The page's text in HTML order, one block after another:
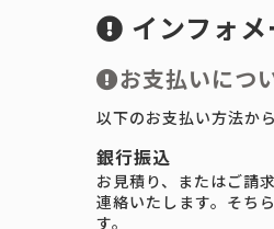
インフォ
お支払いにつ
以下のお支払い方法か
銀行振込
お見積り、またはご請
連絡いたします。そち
す。